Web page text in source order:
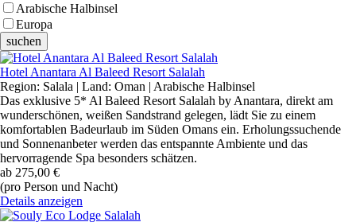
Arabische Halbinsel
Europa
Hotel Anantara Al Baleed Resort Salalah
Region: Salala | Land: Oman | Arabische Halbinsel
Das exklusive 5* Al Baleed Resort Salalah by Anantara, direkt am
wunderschönen, weißen Sandstrand gelegen, lädt Sie zu einem
komfortablen Badeurlaub im Süden Omans ein. Erholungssuchende
und Sonnenanbeter werden das entspannte Ambiente und das
hervorragende Spa besonders schätzen.
ab 275,00 €
(pro Person und Nacht)
Details anzeigen